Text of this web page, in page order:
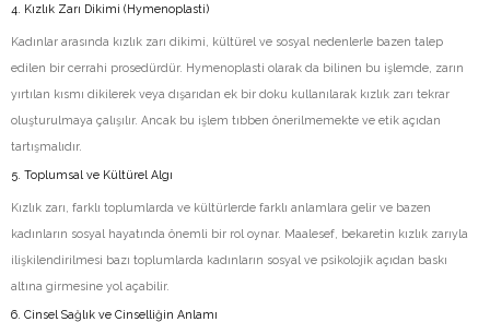
4. Kızlık Zarı Dikimi (Hymenoplasti)
Kadınlar arasında kızlık zarı dikimi, kültürel ve sosyal nedenlerle bazen talep
edilen bir cerrahi prosedürdür. Hymenoplasti olarak da bilinen bu işlemde, zarın
yırtılan kısmı dikilerek veya dışarıdan ek bir doku kullanılarak kızlık zarı tekrar
oluşturulmaya çalışılır. Ancak bu işlem tıbben önerilmemekte ve etik açıdan
tartışmalıdır.
5. Toplumsal ve Kültürel Algı
Kızlık zarı, farklı toplumlarda ve kültürlerde farklı anlamlara gelir ve bazen
kadınların sosyal hayatında önemli bir rol oynar. Maalesef, bekaretin kızlık zarıyla
ilişkilendirilmesi bazı toplumlarda kadınların sosyal ve psikolojik açıdan baskı
altına girmesine yol açabilir.
6. Cinsel Sağlık ve Cinselliğin Anlamı